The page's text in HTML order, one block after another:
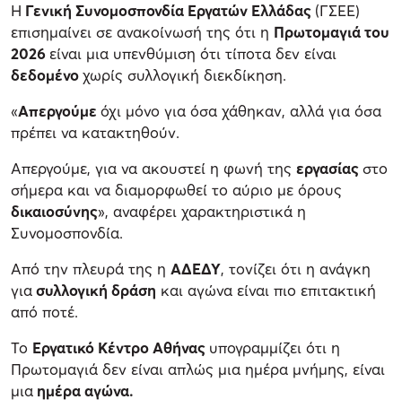
H Γενική Συνομοσπονδία Εργατών Ελλάδας (ΓΣΕΕ)
επισημαίνει σε ανακοίνωσή της ότι η Πρωτομαγιά του
2026 είναι μια υπενθύμιση ότι τίποτα δεν είναι
δεδομένοχωρίς συλλογική διεκδίκηση.
«Απεργούμε όχι μόνο για όσα χάθηκαν, αλλά για όσα
πρέπει να κατακτηθούν.
Απεργούμε, για να ακουστεί η φωνή της εργασίαςστο
σήμερα και να διαμορφωθεί το αύριο με όρους
δικαιοσύνης», αναφέρει χαρακτηριστικά η
Συνομοσπονδία.
Από την πλευρά της η ΑΔΕΔΥ, τονίζει ότι η ανάγκη
γιασυλλογική δράση και αγώνα είναι πιο επιτακτική
από ποτέ.
Το Εργατικό Κέντρο Αθήνας υπογραμμίζει ότι η
Πρωτομαγιά δεν είναι απλώς μια ημέρα μνήμης, είναι
μια ημέρα αγώνα.